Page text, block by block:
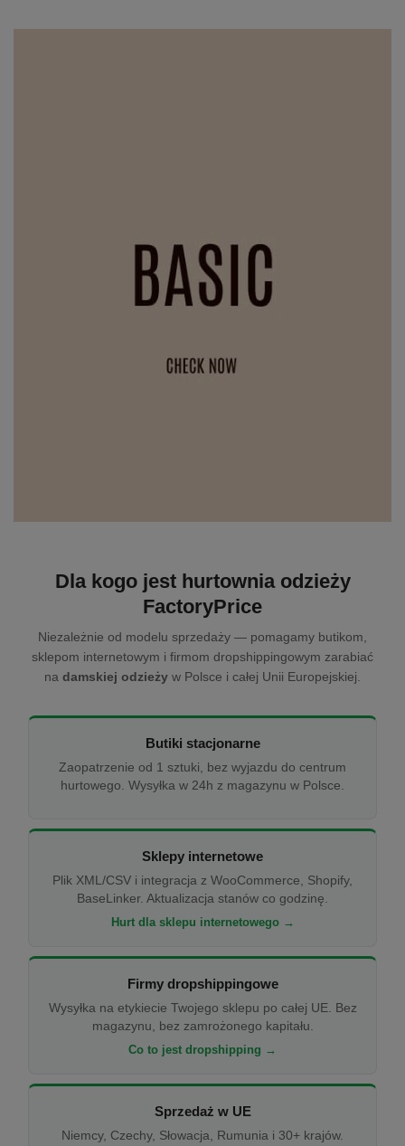
Dla kogo jest hurtownia odzieży
FactoryPrice
Niezależnie od modelu sprzedaży — pomagamy butikom,
sklepom internetowym i firmom dropshippingowym zarabiać
na damskiej odzieży w Polsce i całej Unii Europejskiej.
Butiki stacjonarne
Zaopatrzenie od 1 sztuki, bez wyjazdu do centrum
hurtowego. Wysyłka w 24h z magazynu w Polsce.
Sklepy internetowe
Plik XML/CSV i integracja z WooCommerce, Shopify,
BaseLinker. Aktualizacja stanów co godzinę.
Hurt dla sklepu internetowego →
Firmy dropshippingowe
Wysyłka na etykiecie Twojego sklepu po całej UE. Bez
magazynu, bez zamrożonego kapitału.
Co to jest dropshipping →
Sprzedaż w UE
Niemcy, Czechy, Słowacja, Rumunia i 30+ krajów.